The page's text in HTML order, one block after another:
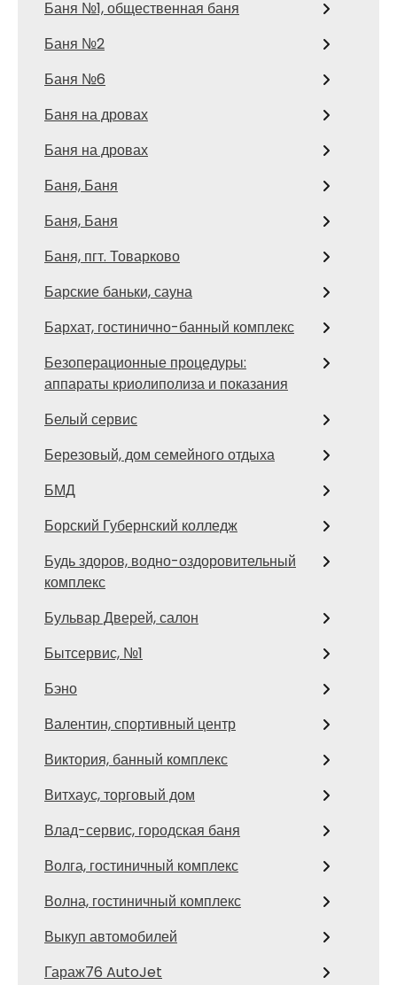
Баня №1, общественная баня
Баня №2
Баня №6
Баня на дровах
Баня на дровах
Баня, Баня
Баня, Баня
Баня, пгт. Товарково
Барские баньки, сауна
Бархат, гостинично-банный комплекс
Безоперационные процедуры:
аппараты криолиполиза и показания
Белый сервис
Березовый, дом семейного отдыха
БМД
Борский Губернский колледж
Будь здоров, водно-оздоровительный
комплекс
Бульвар Дверей, салон
Бытсервис, №1
Бэно
Валентин, спортивный центр
Виктория, банный комплекс
Витхаус, торговый дом
Влад-сервис, городская баня
Волга, гостиничный комплекс
Волна, гостиничный комплекс
Выкуп автомобилей
Гараж76 AutoJet